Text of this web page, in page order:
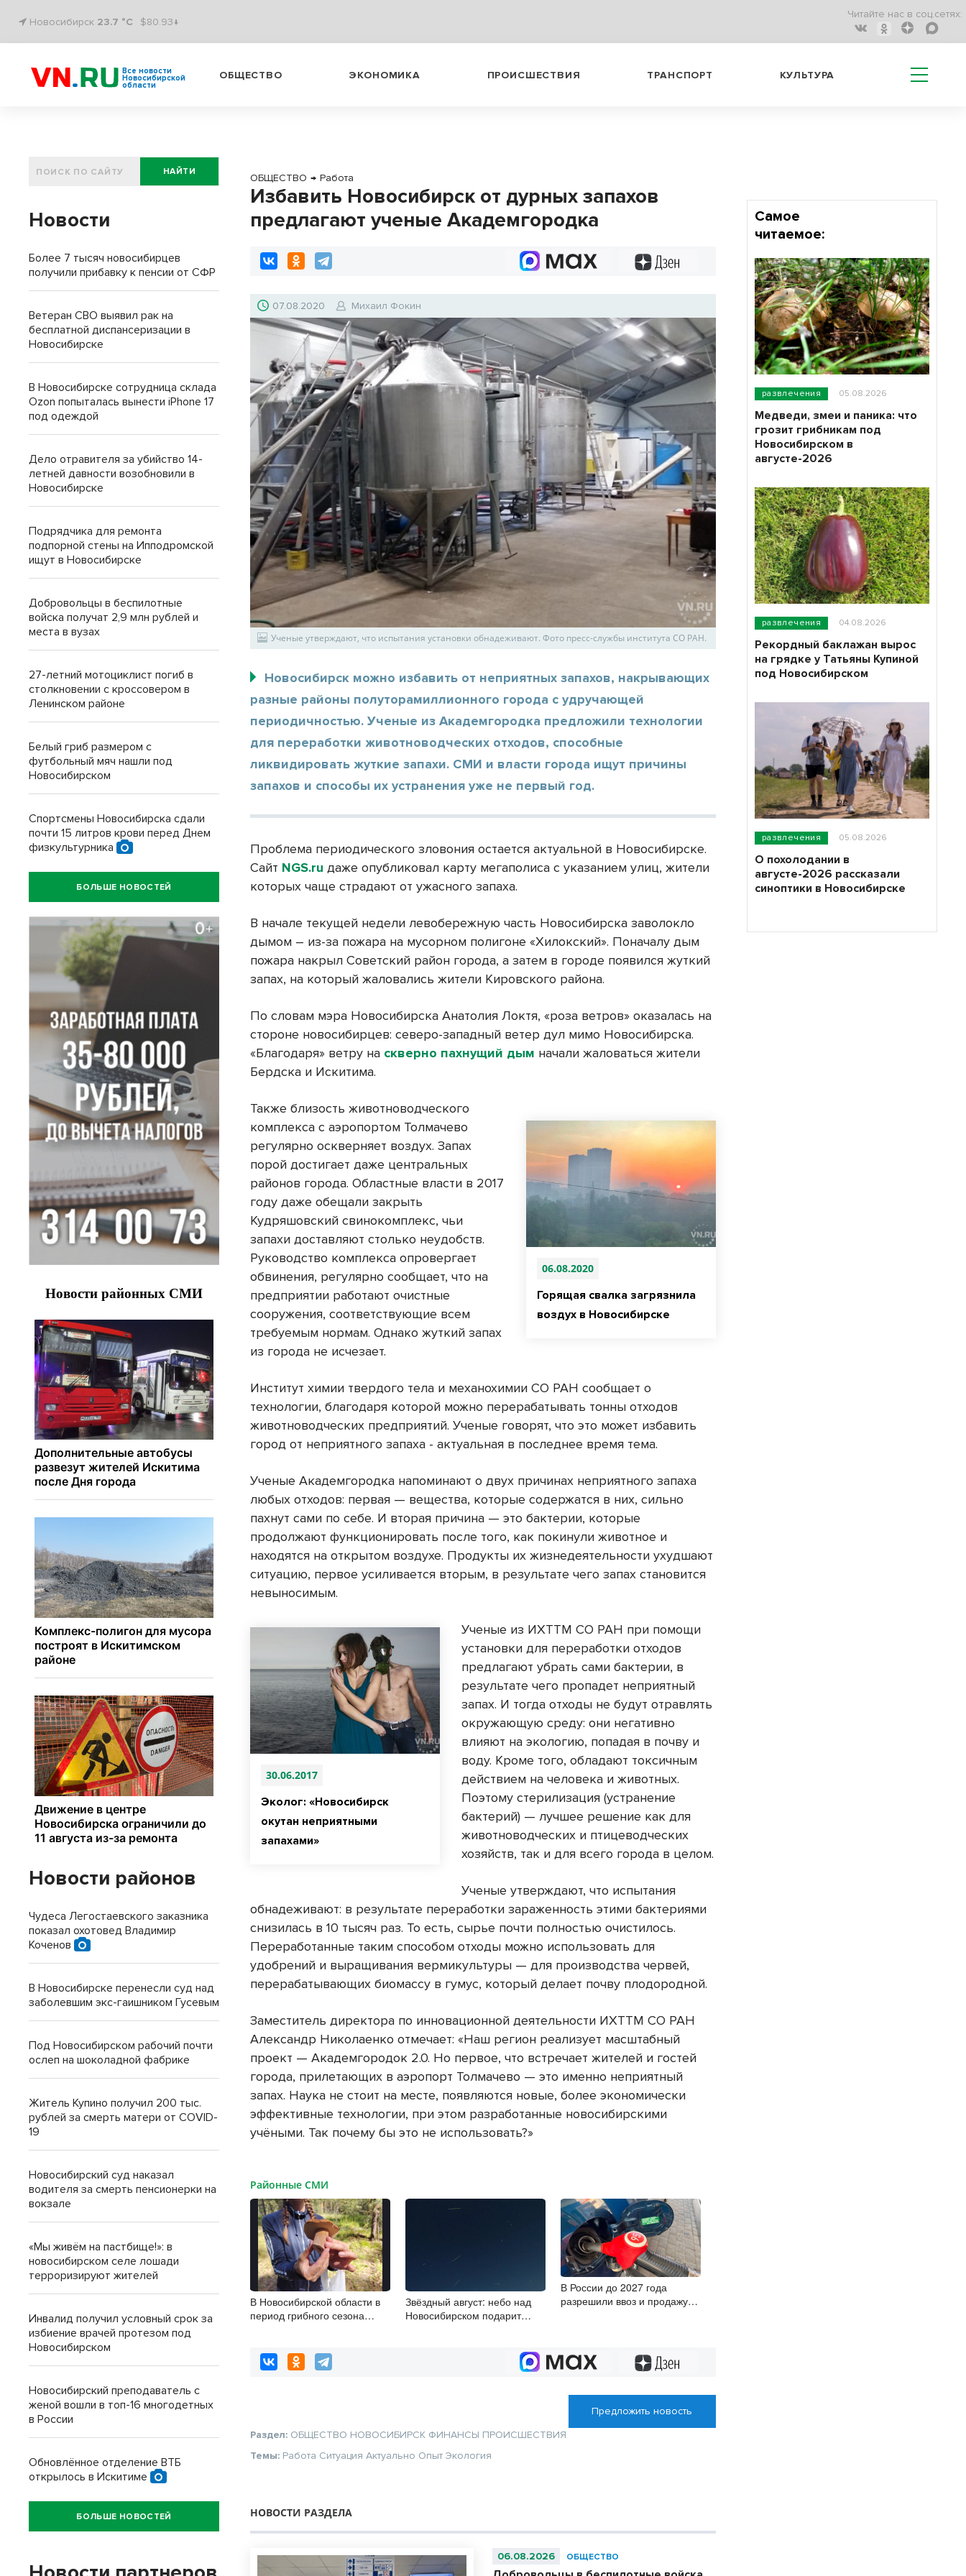
Новосибирск 23.7 °C $80.93↓
Читайте нас в соц.сетях:
Все новости
Новосибирской
области
ОБЩЕСТВО ЭКОНОМИКА ПРОИСШЕСТВИЯ ТРАНСПОРТ КУЛЬТУРА
ОБЩЕСТВО → Работа
Избавить Новосибирск от дурных запахов
предлагают ученые Академгородка
07.08.2020 Михаил Фокин
Ученые утверждают, что испытания установки обнадеживают. Фото пресс-службы института СО РАН.
Новосибирск можно избавить от неприятных запахов, накрывающих
разные районы полуторамиллионного города с удручающей
периодичностью. Ученые из Академгородка предложили технологии
для переработки животноводческих отходов, способные
ликвидировать жуткие запахи. СМИ и власти города ищут причины
запахов и способы их устранения уже не первый год.
Проблема периодического зловония остается актуальной в Новосибирске.
Сайт NGS.ru даже опубликовал карту мегаполиса с указанием улиц, жители
которых чаще страдают от ужасного запаха.
В начале текущей недели левобережную часть Новосибирска заволокло
дымом – из-за пожара на мусорном полигоне «Хилокский». Поначалу дым
пожара накрыл Советский район города, а затем в городе появился жуткий
запах, на который жаловались жители Кировского района.
По словам мэра Новосибирска Анатолия Локтя, «роза ветров» оказалась на
стороне новосибирцев: северо-западный ветер дул мимо Новосибирска.
«Благодаря» ветру на скверно пахнущий дым начали жаловаться жители
Бердска и Искитима.
06.08.2020
Горящая свалка загрязнила
воздух в Новосибирске
Также близость животноводческого
комплекса с аэропортом Толмачево
регулярно оскверняет воздух. Запах
порой достигает даже центральных
районов города. Областные власти в 2017
году даже обещали закрыть
Кудряшовский свинокомплекс, чьи
запахи доставляют столько неудобств.
Руководство комплекса опровергает
обвинения, регулярно сообщает, что на
предприятии работают очистные
сооружения, соответствующие всем
требуемым нормам. Однако жуткий запах
из города не исчезает.
Институт химии твердого тела и механохимии СО РАН сообщает о
технологии, благодаря которой можно перерабатывать тонны отходов
животноводческих предприятий. Ученые говорят, что это может избавить
город от неприятного запаха - актуальная в последнее время тема.
Ученые Академгородка напоминают о двух причинах неприятного запаха
любых отходов: первая — вещества, которые содержатся в них, сильно
пахнут сами по себе. И вторая причина — это бактерии, которые
продолжают функционировать после того, как покинули животное и
находятся на открытом воздухе. Продукты их жизнедеятельности ухудшают
ситуацию, первое усиливается вторым, в результате чего запах становится
невыносимым.
30.06.2017
Эколог: «Новосибирск
окутан неприятными
запахами»
Ученые из ИХТТМ СО РАН при помощи
установки для переработки отходов
предлагают убрать сами бактерии, в
результате чего пропадет неприятный
запах. И тогда отходы не будут отравлять
окружающую среду: они негативно
влияют на экологию, попадая в почву и
воду. Кроме того, обладают токсичным
действием на человека и животных.
Поэтому стерилизация (устранение
бактерий) — лучшее решение как для
животноводческих и птицеводческих
хозяйств, так и для всего города в целом.
Ученые утверждают, что испытания
обнадеживают: в результате переработки зараженность этими бактериями
снизилась в 10 тысяч раз. То есть, сырье почти полностью очистилось.
Переработанные таким способом отходы можно использовать для
удобрений и выращивания вермикультуры — для производства червей,
перерабатывающих биомассу в гумус, который делает почву плодородной.
Заместитель директора по инновационной деятельности ИХТТМ СО РАН
Александр Николаенко отмечает: «Наш регион реализует масштабный
проект — Академгородок 2.0. Но первое, что встречает жителей и гостей
города, прилетающих в аэропорт Толмачево — это именно неприятный
запах. Наука не стоит на месте, появляются новые, более экономически
эффективные технологии, при этом разработанные новосибирскими
учёными. Так почему бы это не использовать?»
Районные СМИ
В Новосибирской области в
период грибного сезона
Звёздный август: небо над
Новосибирском подарит
В России до 2027 года
разрешили ввоз и продажу
Предложить новость
Раздел: ОБЩЕСТВО НОВОСИБИРСК ФИНАНСЫ ПРОИСШЕСТВИЯ
Темы: Работа Ситуация Актуально Опыт Экология
НОВОСТИ РАЗДЕЛА
06.08.2026 ОБЩЕСТВО
НАЙТИ
Новости
Более 7 тысяч новосибирцев
получили прибавку к пенсии от СФР
Ветеран СВО выявил рак на
бесплатной диспансеризации в
Новосибирске
В Новосибирске сотрудница склада
Ozon попыталась вынести iPhone 17
под одеждой
Дело отравителя за убийство 14-
летней давности возобновили в
Новосибирске
Подрядчика для ремонта
подпорной стены на Ипподромской
ищут в Новосибирске
Добровольцы в беспилотные
войска получат 2,9 млн рублей и
места в вузах
27-летний мотоциклист погиб в
столкновении с кроссовером в
Ленинском районе
Белый гриб размером с
футбольный мяч нашли под
Новосибирском
Спортсмены Новосибирска сдали
почти 15 литров крови перед Днем
физкультурника
БОЛЬШЕ НОВОСТЕЙ
Новости районов
Чудеса Легостаевского заказника
показал охотовед Владимир
Коченов
В Новосибирске перенесли суд над
заболевшим экс-гаишником Гусевым
Под Новосибирском рабочий почти
ослеп на шоколадной фабрике
Житель Купино получил 200 тыс.
рублей за смерть матери от COVID-
19
Новосибирский суд наказал
водителя за смерть пенсионерки на
вокзале
«Мы живём на пастбище!»: в
новосибирском селе лошади
терроризируют жителей
Инвалид получил условный срок за
избиение врачей протезом под
Новосибирском
Новосибирский преподаватель с
женой вошли в топ-16 многодетных
в России
Обновлённое отделение ВТБ
открылось в Искитиме
БОЛЬШЕ НОВОСТЕЙ
Самое
читаемое:
развлечения 05.08.2026
Медведи, змеи и паника: что
грозит грибникам под
Новосибирском в
августе-2026
развлечения 04.08.2026
Рекордный баклажан вырос
на грядке у Татьяны Купиной
под Новосибирском
развлечения 05.08.2026
О похолодании в
августе-2026 рассказали
синоптики в Новосибирске